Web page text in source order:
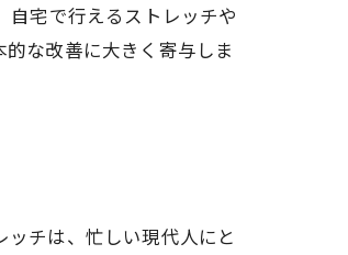
宅で行えるストレッチや
な改善に大きく寄与しま
チは、忙しい現代人にと